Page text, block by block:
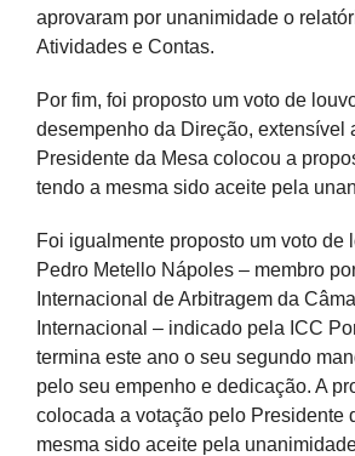
aprovaram por unanimidade o
Atividades e Contas.
Por fim, foi proposto um voto de
desempenho da Direção, extensível
Presidente da Mesa colocou a
tendo a mesma sido aceite pela
Foi igualmente proposto um voto de
Pedro Metello Nápoles – membro
Internacional de Arbitragem da
Internacional – indicado pela ICC
termina este ano o seu segundo
pelo seu empenho e dedicação. A
colocada a votação pelo Presidente
mesma sido aceite pela